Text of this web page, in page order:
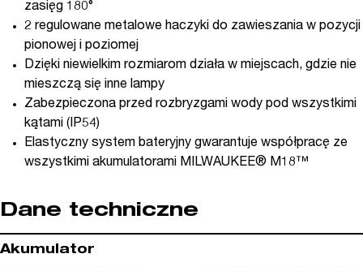
zasięg 180°
2 regulowane metalowe haczyki do zawieszania w pozycji
pionowej i poziomej
Dzięki niewielkim rozmiarom działa w miejscach, gdzie nie
mieszczą się inne lampy
Zabezpieczona przed rozbryzgami wody pod wszystkimi
kątami (IP54)
Elastyczny system bateryjny gwarantuje współpracę ze
wszystkimi akumulatorami MILWAUKEE® M18™
Dane techniczne
Akumulator